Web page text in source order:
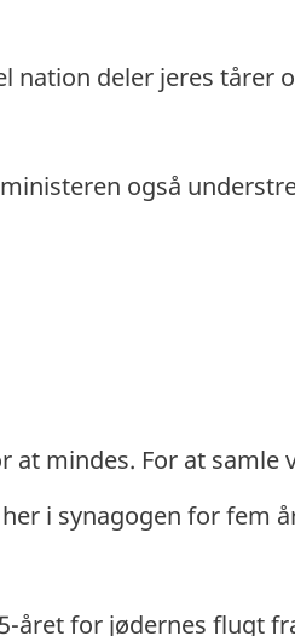
nation deler jeres tårer
også
at mindes. For at samle
i synagogen for fem
året for jødernes flugt